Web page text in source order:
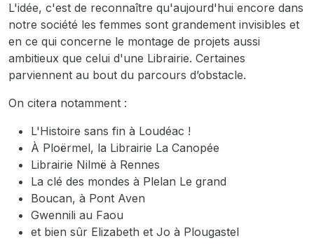
L'idée, c'est de reconnaître qu'aujourd'hui encore dans
notre société les femmes sont grandement invisibles et
en ce qui concerne le montage de projets aussi
ambitieux que celui d'une Librairie. Certaines
parviennent au bout du parcours d’obstacle.
On citera notamment :
L'Histoire sans fin à Loudéac !
À Ploërmel, la Librairie La Canopée
Librairie Nilmë à Rennes
La clé des mondes à Plelan Le grand
Boucan, à Pont Aven
Gwennili au Faou
et bien sûr Elizabeth et Jo à Plougastel